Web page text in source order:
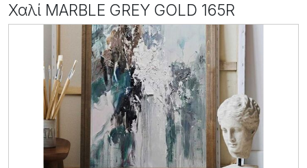
Χαλί MARBLE GREY GOLD 165R